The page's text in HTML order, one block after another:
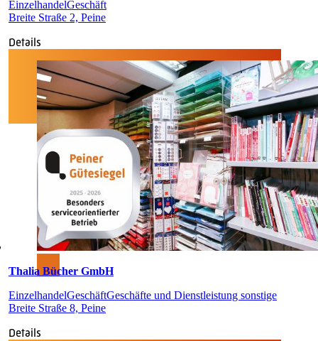
EinzelhandelGeschäft
Breite Straße 2, Peine
Details
Thalia Bücher GmbH
EinzelhandelGeschäftGeschäfte und Dienstleistung sonstige
Breite Straße 8, Peine
Details